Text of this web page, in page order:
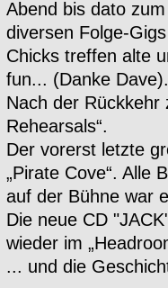
Abend bis dato
diversen Folge-
Chicks treffen alte
fun... (Danke Dave).
Nach der Rückkehr
Rehearsals“.
Der vorerst letzte
„Pirate Cove“. Alle
auf der Bühne war
Die neue CD
wieder im
... und die